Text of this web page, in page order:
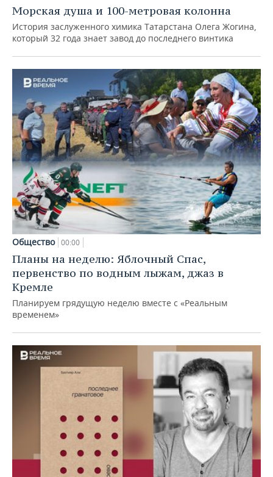
Морская душа и 100-метровая колонна
История заслуженного химика Татарстана Олега Жогина,
который 32 года знает завод до последнего винтика
Общество 00:00
Планы на неделю: Яблочный Спас,
первенство по водным лыжам, джаз в
Кремле
Планируем грядущую неделю вместе с «Реальным
временем»